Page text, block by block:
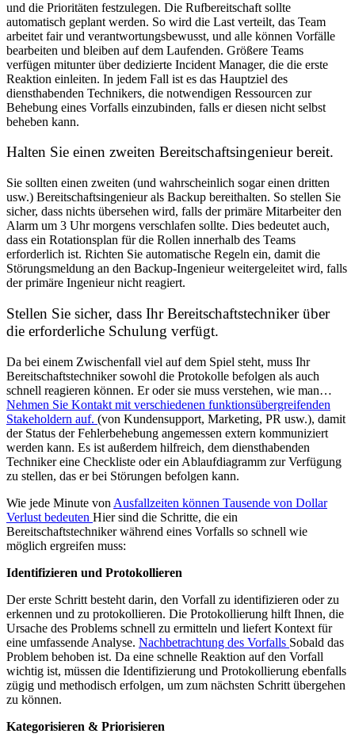
und die Prioritäten festzulegen. Die Rufbereitschaft sollte
automatisch geplant werden. So wird die Last verteilt, das Team
arbeitet fair und verantwortungsbewusst, und alle können Vorfälle
bearbeiten und bleiben auf dem Laufenden. Größere Teams
verfügen mitunter über dedizierte Incident Manager, die die erste
Reaktion einleiten. In jedem Fall ist es das Hauptziel des
diensthabenden Technikers, die notwendigen Ressourcen zur
Behebung eines Vorfalls einzubinden, falls er diesen nicht selbst
beheben kann.
Halten Sie einen zweiten Bereitschaftsingenieur bereit.
Sie sollten einen zweiten (und wahrscheinlich sogar einen dritten
usw.) Bereitschaftsingenieur als Backup bereithalten. So stellen Sie
sicher, dass nichts übersehen wird, falls der primäre Mitarbeiter den
Alarm um 3 Uhr morgens verschlafen sollte. Dies bedeutet auch,
dass ein Rotationsplan für die Rollen innerhalb des Teams
erforderlich ist. Richten Sie automatische Regeln ein, damit die
Störungsmeldung an den Backup-Ingenieur weitergeleitet wird, falls
der primäre Ingenieur nicht reagiert.
Stellen Sie sicher, dass Ihr Bereitschaftstechniker über
die erforderliche Schulung verfügt.
Da bei einem Zwischenfall viel auf dem Spiel steht, muss Ihr
Bereitschaftstechniker sowohl die Protokolle befolgen als auch
schnell reagieren können. Er oder sie muss verstehen, wie man…
Nehmen Sie Kontakt mit verschiedenen funktionsübergreifenden
Stakeholdern auf. (von Kundensupport, Marketing, PR usw.), damit
der Status der Fehlerbehebung angemessen extern kommuniziert
werden kann. Es ist außerdem hilfreich, dem diensthabenden
Techniker eine Checkliste oder ein Ablaufdiagramm zur Verfügung
zu stellen, das er bei Störungen befolgen kann.
Wie jede Minute von Ausfallzeiten können Tausende von Dollar
Verlust bedeuten Hier sind die Schritte, die ein
Bereitschaftstechniker während eines Vorfalls so schnell wie
möglich ergreifen muss:
Identifizieren und Protokollieren
Der erste Schritt besteht darin, den Vorfall zu identifizieren oder zu
erkennen und zu protokollieren. Die Protokollierung hilft Ihnen, die
Ursache des Problems schnell zu ermitteln und liefert Kontext für
eine umfassende Analyse. Nachbetrachtung des Vorfalls Sobald das
Problem behoben ist. Da eine schnelle Reaktion auf den Vorfall
wichtig ist, müssen die Identifizierung und Protokollierung ebenfalls
zügig und methodisch erfolgen, um zum nächsten Schritt übergehen
zu können.
Kategorisieren & Priorisieren